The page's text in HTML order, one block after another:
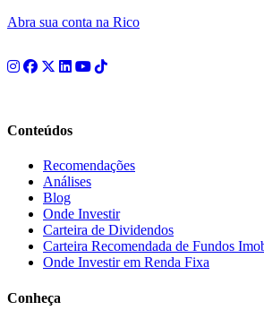
Abra sua conta na Rico
Conteúdos
Recomendações
Análises
Blog
Onde Investir
Carteira de Dividendos
Carteira Recomendada de Fundos
Onde Investir em Renda Fixa
Conheça